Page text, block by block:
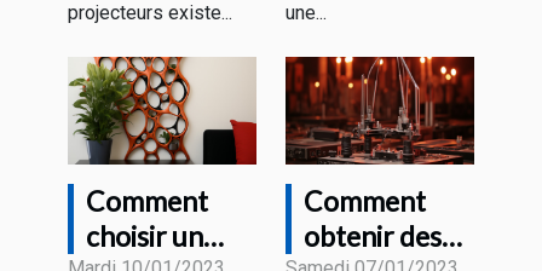
projecteurs existe...
une...
Comment
choisir un
Comment
obtenir des